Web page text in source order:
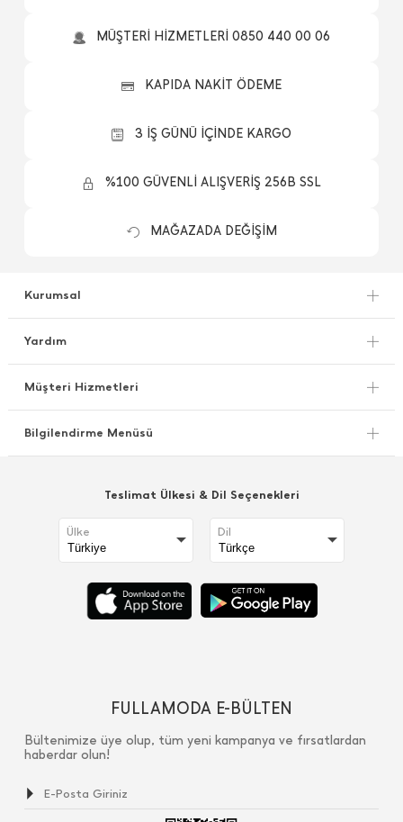
MÜŞTERİ HİZMETLERİ 0850 440 00 06
KAPIDA NAKİT ÖDEME
3 İŞ GÜNÜ İÇİNDE KARGO
%100 GÜVENLİ ALIŞVERİŞ 256B SSL
MAĞAZADA DEĞİŞİM
Kurumsal
Yardım
Müşteri Hizmetleri
Bilgilendirme Menüsü
Teslimat Ülkesi & Dil Seçenekleri
Ülke Dil
FULLAMODA E-BÜLTEN
Bültenimize üye olup, tüm yeni kampanya ve fırsatlardan
haberdar olun!